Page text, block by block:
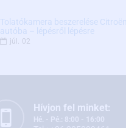
Tolatókamera beszerelése
autóba – lépésről lépésre
júl. 02
Hívjon fel minket:
Hé. - Pé.: 8:00 - 16:00